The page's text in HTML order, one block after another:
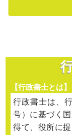
【行政書士とは】
行政書士は、
号）に基づく
得て、役所に